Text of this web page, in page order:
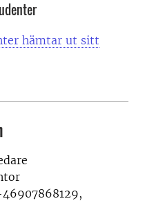
hämtar ut sitt